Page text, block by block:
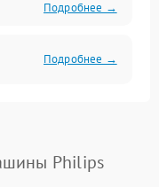
Подробнее →
Подробнее →
Подробнее →
Philips